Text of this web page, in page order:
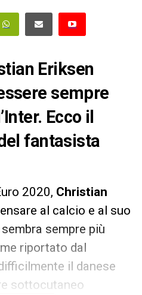
Eriksen
sempre
Ecco il
fantasista
2020, Christian
al calcio e al suo
sempre più
riportato dal
il danese
sottocutaneo